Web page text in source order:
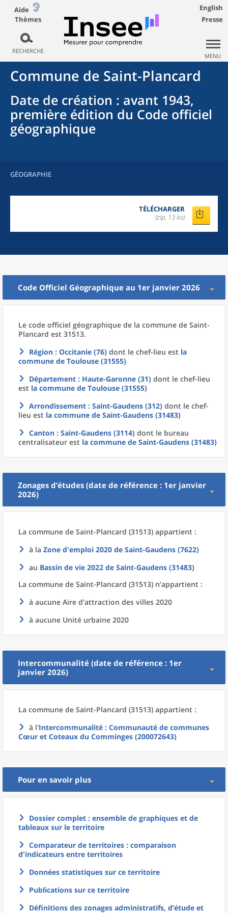
Aide
Thèmes
RECHERCHE
English
Presse
MENU
Commune de Saint-Plancard
Date de création : avant 1943,
première édition du Code officiel
géographique
GÉOGRAPHIE
TÉLÉCHARGER
(zip, 13 ko)
Code Officiel Géographique au 1er janvier 2026
Le code officiel géographique de la commune de Saint-
Plancard est 31513.
Région : Occitanie (76) dont le chef-lieu est la
commune de Toulouse (31555)
Département : Haute-Garonne (31) dont le chef-lieu
est la commune de Toulouse (31555)
Arrondissement : Saint-Gaudens (312) dont le chef-
lieu est la commune de Saint-Gaudens (31483)
Canton : Saint-Gaudens (3114) dont le bureau
centralisateur est la commune de Saint-Gaudens (31483)
Zonages d’études (date de référence : 1er janvier
2026)
La commune de Saint-Plancard (31513) appartient :
à la Zone d'emploi 2020 de Saint-Gaudens (7622)
au Bassin de vie 2022 de Saint-Gaudens (31483)
La commune de Saint-Plancard (31513) n’appartient :
à aucune Aire d'attraction des villes 2020
à aucune Unité urbaine 2020
Intercommunalité (date de référence : 1er
janvier 2026)
La commune de Saint-Plancard (31513) appartient :
à l'Intercommunalité : Communauté de communes
Cœur et Coteaux du Comminges (200072643)
Pour en savoir plus
Dossier complet : ensemble de graphiques et de
tableaux sur le territoire
Comparateur de territoires : comparaison
d'indicateurs entre territoires
Données statistiques sur ce territoire
Publications sur ce territoire
Définitions des zonages administratifs, d’étude et